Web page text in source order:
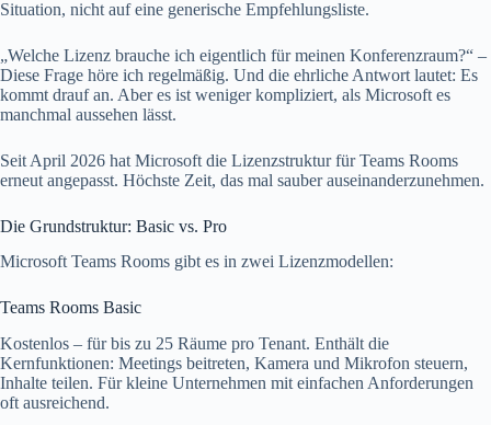
Situation, nicht auf eine generische Empfehlungsliste.
„Welche Lizenz brauche ich eigentlich für meinen Konferenzraum?“ –
Diese Frage höre ich regelmäßig. Und die ehrliche Antwort lautet: Es
kommt drauf an. Aber es ist weniger kompliziert, als Microsoft es
manchmal aussehen lässt.
Seit April 2026 hat Microsoft die Lizenzstruktur für Teams Rooms
erneut angepasst. Höchste Zeit, das mal sauber auseinanderzunehmen.
Die Grundstruktur: Basic vs. Pro
Microsoft Teams Rooms gibt es in zwei Lizenzmodellen:
Teams Rooms Basic
Kostenlos – für bis zu 25 Räume pro Tenant. Enthält die
Kernfunktionen: Meetings beitreten, Kamera und Mikrofon steuern,
Inhalte teilen. Für kleine Unternehmen mit einfachen Anforderungen
oft ausreichend.